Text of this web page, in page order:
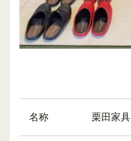
名称 栗田家具